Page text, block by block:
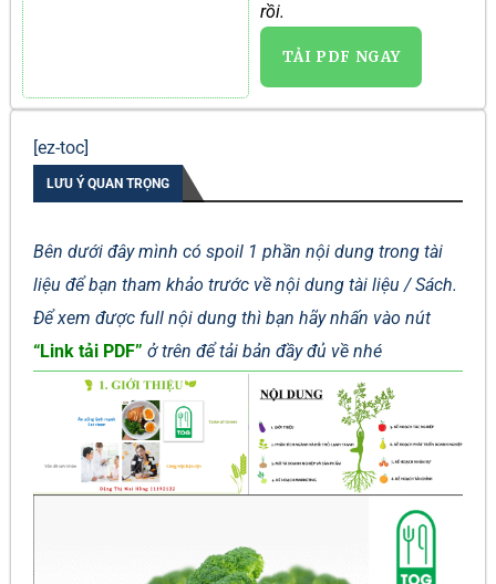
rồi.
TẢI PDF NGAY
[ez-toc]
LƯU Ý QUAN TRỌNG
Bên dưới đây mình có spoil 1 phần nội dung trong tài
liệu để bạn tham khảo trước về nội dung tài liệu / Sách.
Để xem được full nội dung thì bạn hãy nhấn vào nút
“Link tải PDF” ở trên để tải bản đầy đủ về nhé